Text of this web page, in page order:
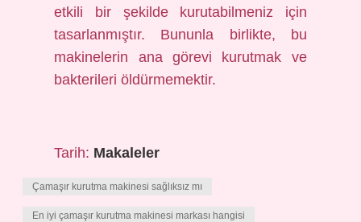
etkili bir şekilde kurutabilmeniz için
tasarlanmıştır. Bununla birlikte, bu
makinelerin ana görevi kurutmak ve
bakterileri öldürmemektir.
Tarih: Makaleler
Çamaşır kurutma makinesi sağlıksız mı
En iyi çamaşır kurutma makinesi markası hangisi